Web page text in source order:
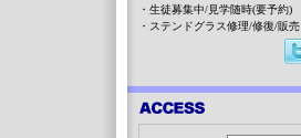
・生徒募集中/見学随時(要予約)
・ステンドグラス修理/修復/販売